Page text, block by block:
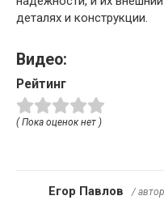
деталях и конструкции.
Видео:
Рейтинг
( Пока оценок нет )
Егор Павлов /